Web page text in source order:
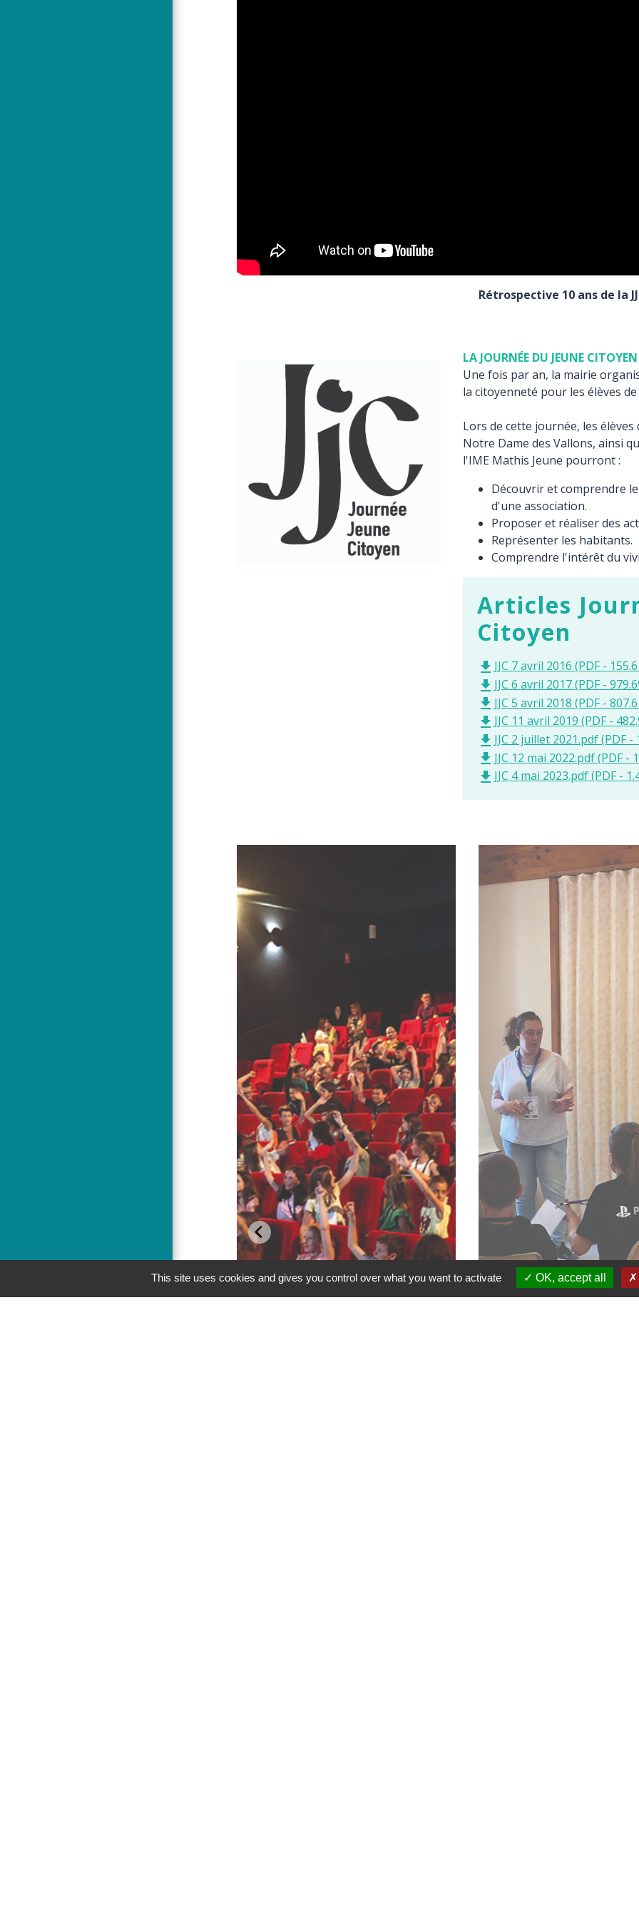
Rétrospective 10 ans de la
LA JOURNÉE DU JEUNE CITOYEN
Une fois par an, la mairie
la citoyenneté pour les élèves de
Lors de cette journée, les
Notre Dame des Vallons, ainsi
l'IME Mathis Jeune pourront :
Découvrir et comprendre
d'une association.
Proposer et réaliser des
Représenter les habitants.
Comprendre l'intérêt du
Articles
Citoyen
file_downloadJJC 7 avril 2016 (PDF -
file_download JJC 6 avril 2017 (PDF -
file_download JJC 5 avril 2018 (PDF -
file_downloadJJC 11 avril 2019 (PDF -
file_download JJC 2 juillet 2021.pdf (PDF -
file_download JJC 12 mai 2022.pdf (PDF -
file_downloadJJC 4 mai 2023.pdf (PDF -
This site uses cookies and gives you control over what you want to activate OK, accept all